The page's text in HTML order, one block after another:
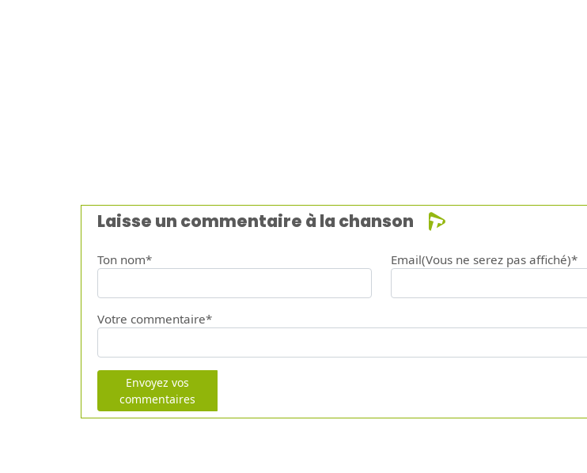
Laisse un commentaire à la chanson
Ton nom* Email(Vous ne serez pas affiché)*
Votre commentaire*
Envoyez vos
commentaires